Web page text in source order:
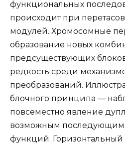
функциональных
происходит при
модулей. Хромосомные
образование новых
предсуществующих
редкость среди
преобразований.
блочного принципа —
повсеместно явление
возможным последующим
функций. Горизонтальный